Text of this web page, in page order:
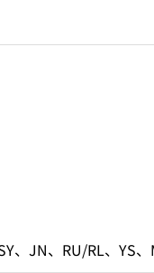
、JN、RU/RL、YS